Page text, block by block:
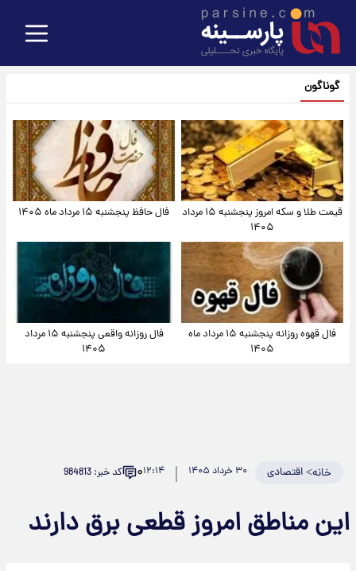
گوناگون
قیمت طلا و سکه امروز پنجشنبه ۱۵ مرداد
۱۴۰۵
فال حافظ پنجشنبه ۱۵ مرداد ماه ۱۴۰۵
فال قهوه روزانه پنجشنبه ۱۵ مرداد ماه
۱۴۰۵
فال روزانه واقعی پنجشنبه ۱۵ مرداد
۱۴۰۵
خانه>اقتصادی ۳۰ خرداد ۱۴۰۵ ۱۲:۱۴۰ کد خبر: 984813
این مناطق امروز قطعی برق دارند